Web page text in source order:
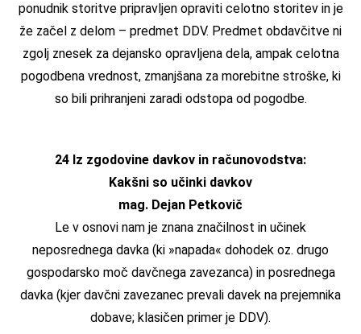
ponudnik storitve pripravljen opraviti celotno storitev in je
že začel z delom – predmet DDV. Predmet obdavčitve ni
zgolj znesek za dejansko opravljena dela, ampak celotna
pogodbena vrednost, zmanjšana za morebitne stroške, ki
so bili prihranjeni zaradi odstopa od pogodbe.
24 Iz zgodovine davkov in računovodstva:
Kakšni so učinki davkov
mag. Dejan Petkovič
Le v osnovi nam je znana značilnost in učinek
neposrednega davka (ki »napada« dohodek oz. drugo
gospodarsko moč davčnega zavezanca) in posrednega
davka (kjer davčni zavezanec prevali davek na prejemnika
dobave; klasičen primer je DDV).